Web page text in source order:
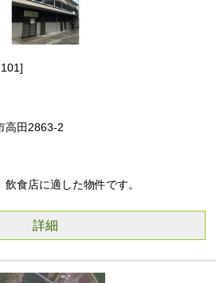
高田2863-2
食店に適した物件です。
詳細